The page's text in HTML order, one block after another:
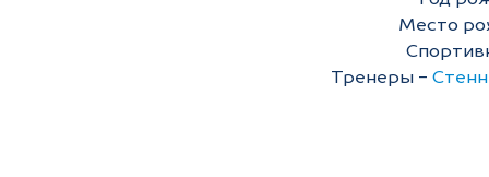
Место
Тренеры -